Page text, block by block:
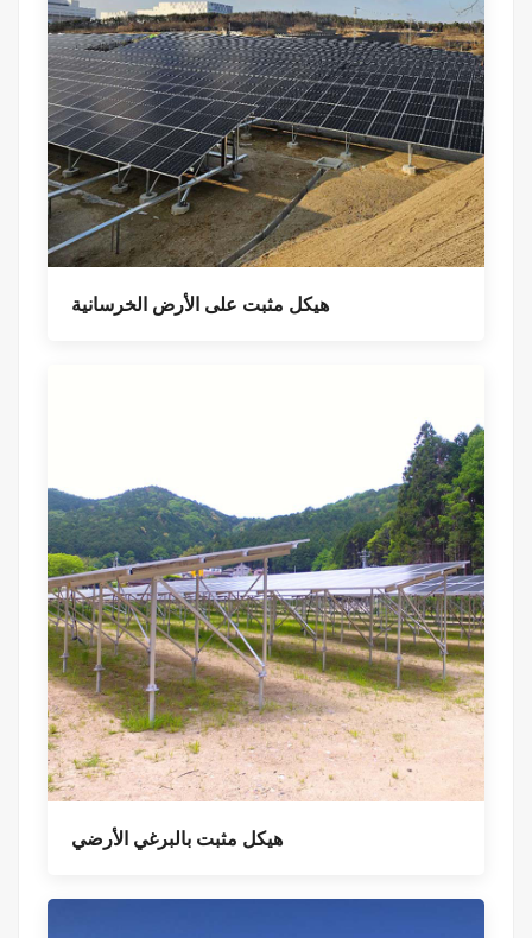
هيكل مثبت على الأرض الخرسانية
هيكل مثبت بالبرغي الأرضي